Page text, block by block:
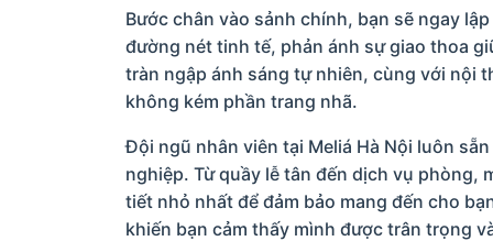
Bước chân vào sảnh chính, bạn sẽ ngay
đường nét tinh tế, phản ánh sự giao thoa
tràn ngập ánh sáng tự nhiên, cùng với nội
không kém phần trang nhã.
Đội ngũ nhân viên tại Meliá Hà Nội luôn
nghiệp. Từ quầy lễ tân đến dịch vụ phòng,
tiết nhỏ nhất để đảm bảo mang đến cho
khiến bạn cảm thấy mình được trân trọng